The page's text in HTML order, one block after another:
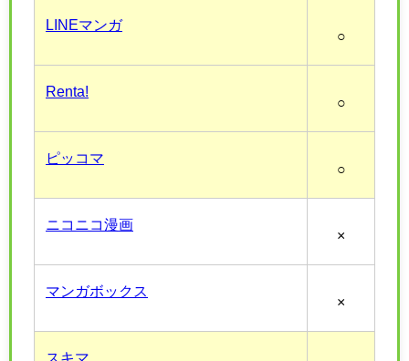
LINEマンガ
○
Renta!
○
ピッコマ
○
ニコニコ漫画
×
マンガボックス
×
スキマ